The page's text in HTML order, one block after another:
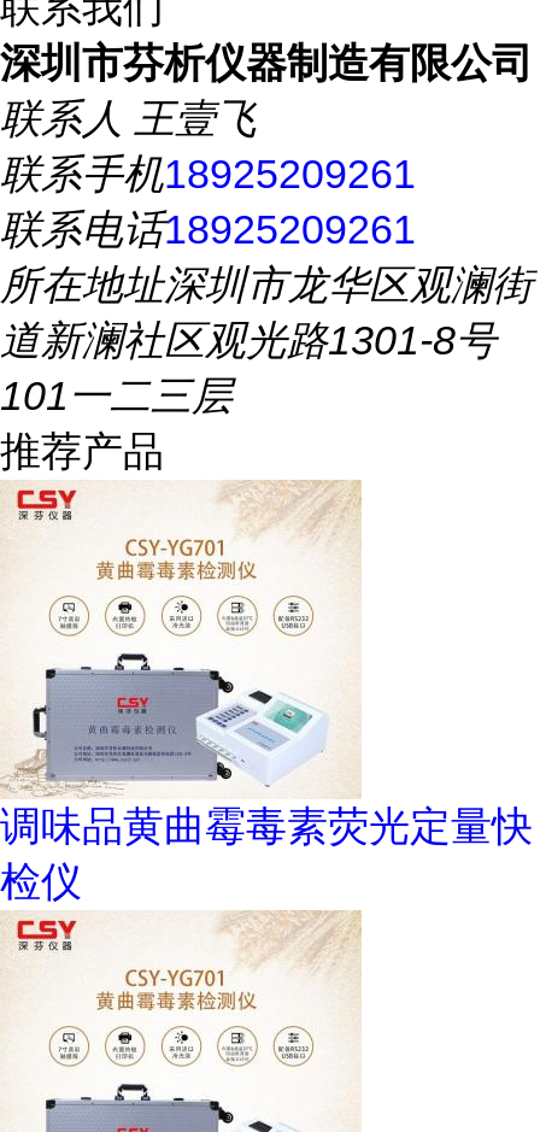
深圳市芬析仪器制造有限公司
联系人 王壹飞
联系手机18925209261
联系电话18925209261
所在地址深圳市龙华区观澜街
道新澜社区观光路1301-8号
101一二三层
推荐产品
调味品黄曲霉毒素荧光定量快
检仪